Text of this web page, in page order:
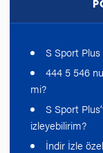
S Sport Plus
444 5 546
mi?
S Sport
izleyebilirim?
İndir İzle